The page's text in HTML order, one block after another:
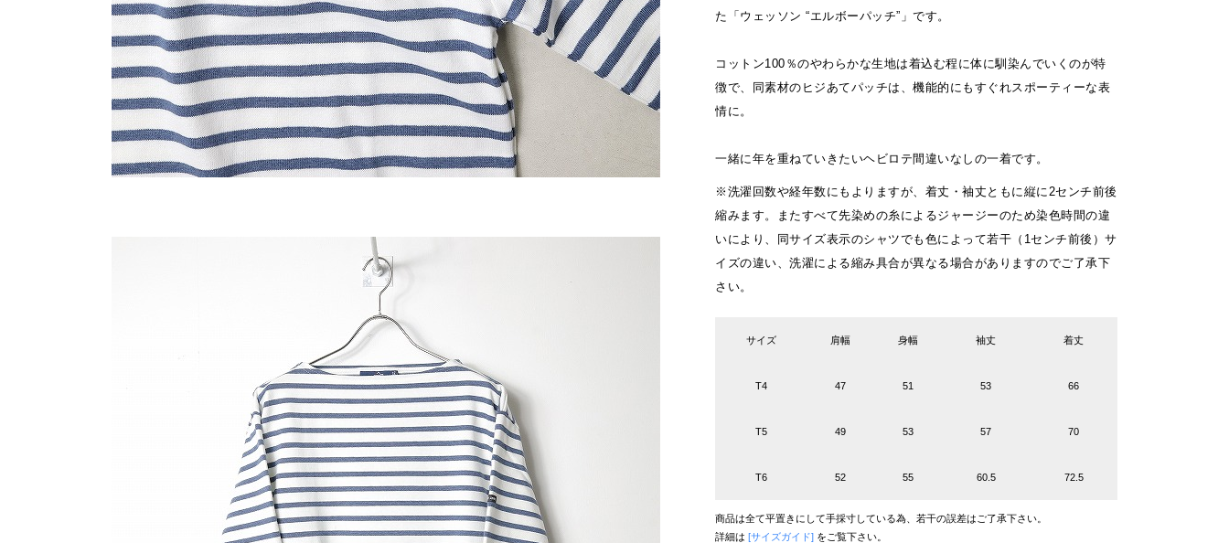
た「ウェッソン “エルボーパッチ”」です。
コットン100％のやわらかな生地は着込む程に体に馴染んでいくのが特
徴で、同素材のヒジあてパッチは、機能的にもすぐれスポーティーな表
情に。
一緒に年を重ねていきたいヘビロテ間違いなしの一着です。
※洗濯回数や経年数にもよりますが、着丈・袖丈ともに縦に2センチ前後
縮みます。またすべて先染めの糸によるジャージーのため染色時間の違
いにより、同サイズ表示のシャツでも色によって若干（1センチ前後）サ
イズの違い、洗濯による縮み具合が異なる場合がありますのでご了承下
さい。
サイズ 肩幅 身幅 袖丈 着丈
T4 47 51 53 66
T5 49 53 57 70
T6 52 55 60.5 72.5
商品は全て平置きにして手採寸している為、若干の誤差はご了承下さい。
詳細は [サイズガイド] をご覧下さい。